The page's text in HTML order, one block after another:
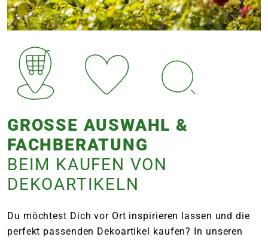
GROSSE AUSWAHL & F
ACHBERATUNG
BEIM KAUFEN VON
DEKOARTIKELN
Du möchtest Dich vor Ort inspirieren lassen und die
perfekt passenden Dekoartikel kaufen? In unseren